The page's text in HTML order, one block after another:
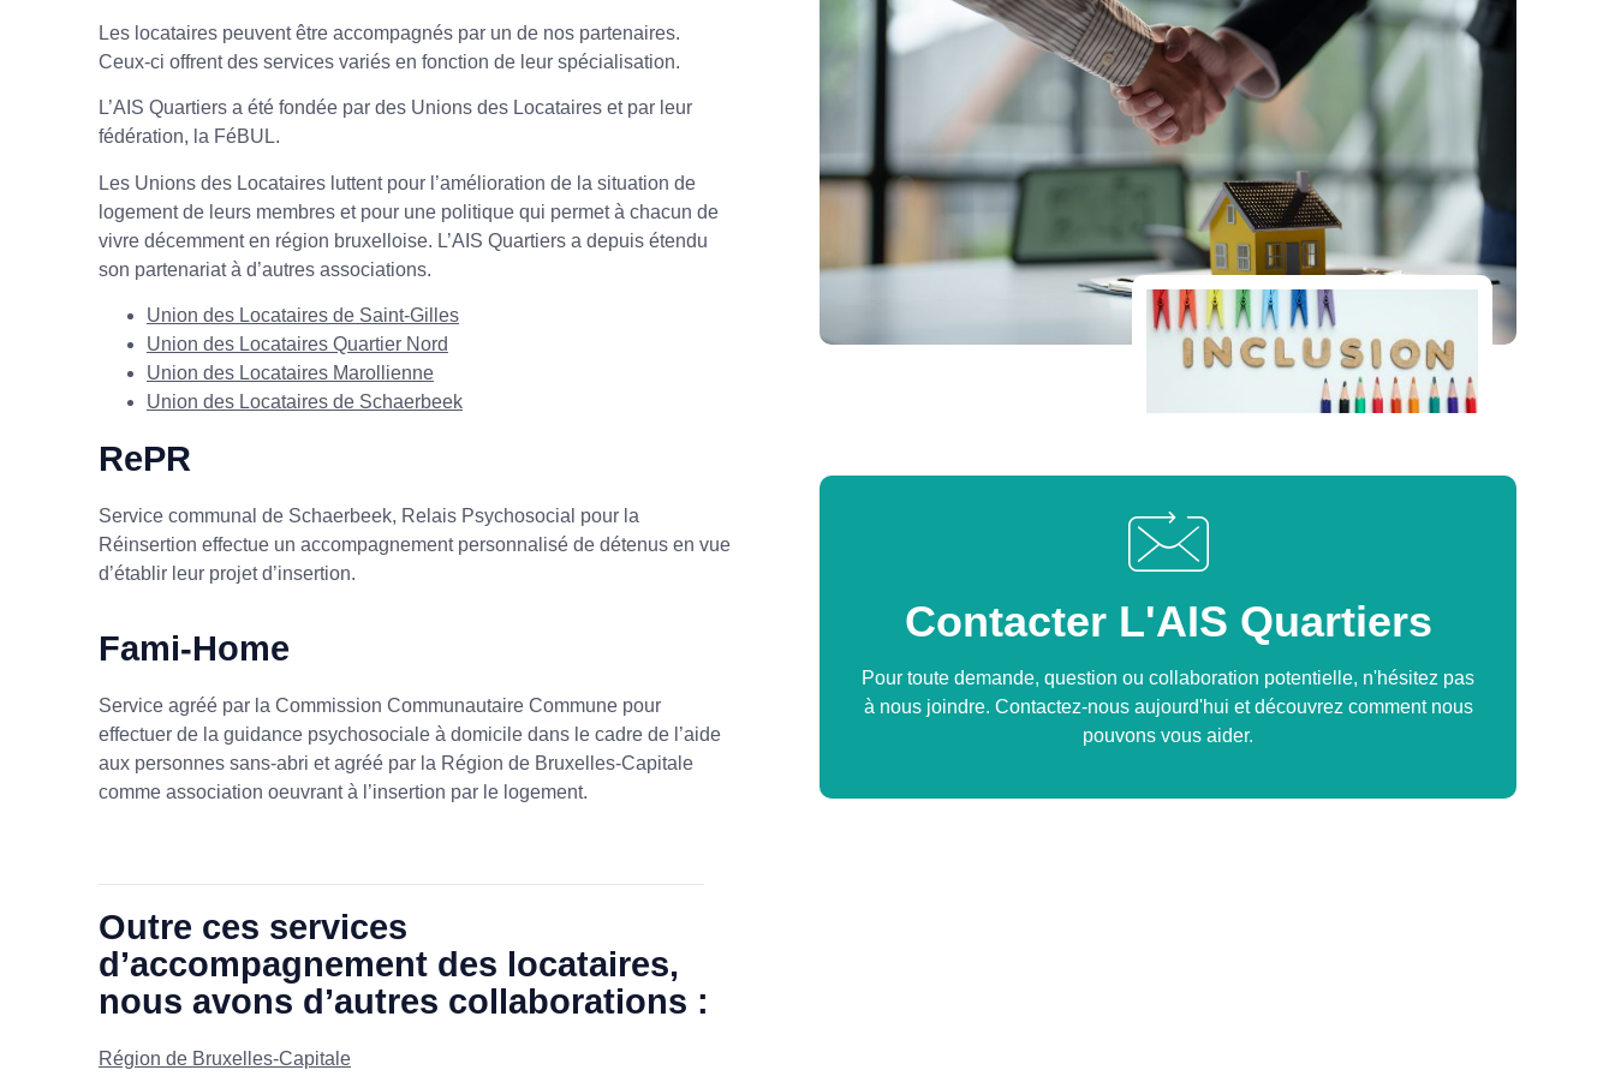
Les locataires peuvent être accompagnés par un de nos partenaires.
Ceux-ci offrent des services variés en fonction de leur spécialisation.
L’AIS Quartiers a été fondée par des Unions des Locataires et par leur
fédération, la FéBUL.
Les Unions des Locataires luttent pour l’amélioration de la situation de
logement de leurs membres et pour une politique qui permet à chacun de
vivre décemment en région bruxelloise. L’AIS Quartiers a depuis étendu
son partenariat à d’autres associations.
Union des Locataires de Saint-Gilles
Union des Locataires Quartier Nord
Union des Locataires Marollienne
Union des Locataires de Schaerbeek
RePR
Service communal de Schaerbeek, Relais Psychosocial pour la
Réinsertion effectue un accompagnement personnalisé de détenus en vue
d’établir leur projet d’insertion.
Fami-Home
Service agréé par la Commission Communautaire Commune pour
effectuer de la guidance psychosociale à domicile dans le cadre de l’aide
aux personnes sans-abri et agréé par la Région de Bruxelles-Capitale
comme association oeuvrant à l’insertion par le logement.
Outre ces services
d’accompagnement des locataires,
nous avons d’autres collaborations :
Région de Bruxelles-Capitale
Contacter L'AIS Quartiers
Pour toute demande, question ou collaboration potentielle, n'hésitez pas
à nous joindre. Contactez-nous aujourd'hui et découvrez comment nous
pouvons vous aider.